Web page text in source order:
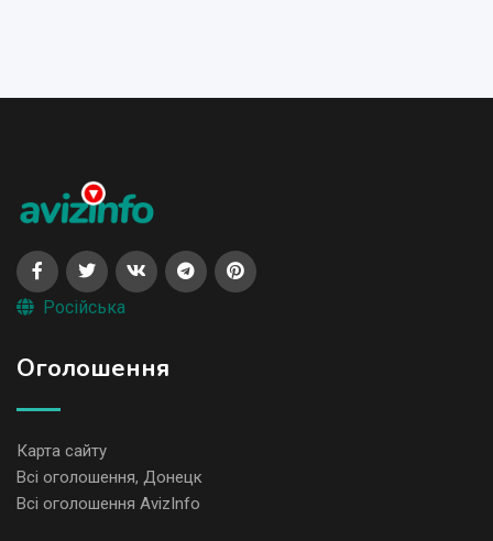
Російська
Оголошення
Карта сайту
Всі оголошення, Донецк
Всі оголошення AvizInfo